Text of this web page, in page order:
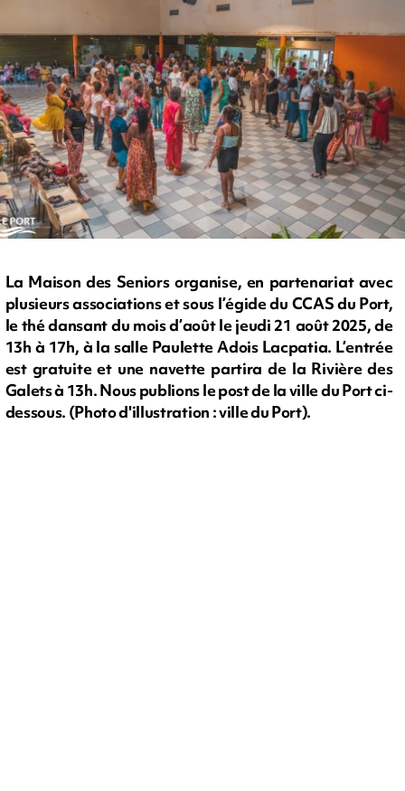
La Maison des Seniors organise, en partenariat avec
plusieurs associations et sous l’égide du CCAS du Port,
le thé dansant du mois d’août le jeudi 21 août 2025, de
13h à 17h, à la salle Paulette Adois Lacpatia. L’entrée
est gratuite et une navette partira de la Rivière des
Galets à 13h. Nous publions le post de la ville du Port ci-
dessous. (Photo d'illustration : ville du Port).